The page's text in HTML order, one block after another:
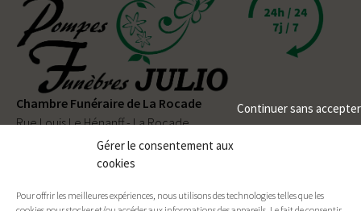
Gérer le consentement aux
cookies
Pour offrir les meilleures expériences, nous utilisons des technologies telles que les
Continuer sans accepter
Chambre Funéraire de La Rocade
Rue Louis Le Hénanff - La Rocade
56330 PLUVIGNER
02 97 50 90 80
Permanence téléphonique24h/24et7j/7